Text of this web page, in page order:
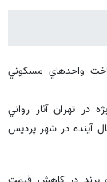
واحدهاي مسكوني
تهران آثار رواني
آينده در شهر پرديس